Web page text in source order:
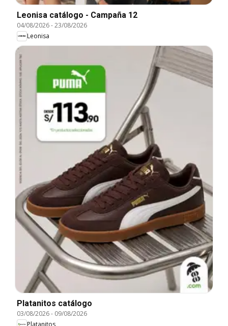
Leonisa catálogo - Campaña 12
04/08/2026-23/08/2026
Leonisa
Platanitos catálogo
03/08/2026- 09/08/2026
Platanitos